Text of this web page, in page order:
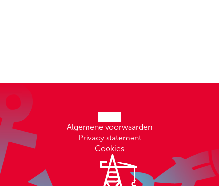
Algemene voorwaarden
Privacy statement
Cookies